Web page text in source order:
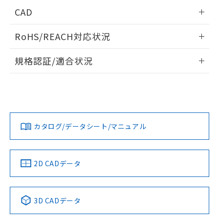
CAD
ドすることができます。
ログイン/会員登録
ダウンロードデータをご利用いただく前に、以下を必ずお読
みください。
ソフトウェアの使用条件
RoHS/REACH対応状況
EU RoHS 注意事項・凡例
対応済み
中国 RoHS 注意事項・凡例
Pb Hg Cd Cr(VI)
規格認証/適合状況
カタログ/データシート/マニュアル
2D CADデータ
3D CADデータ
欄に対応日を記載しておりました。
既に当社にて対応品への在庫切替を完了
していることから、特段のことがない限
り、2022年1月12日より割愛しておりま
す。